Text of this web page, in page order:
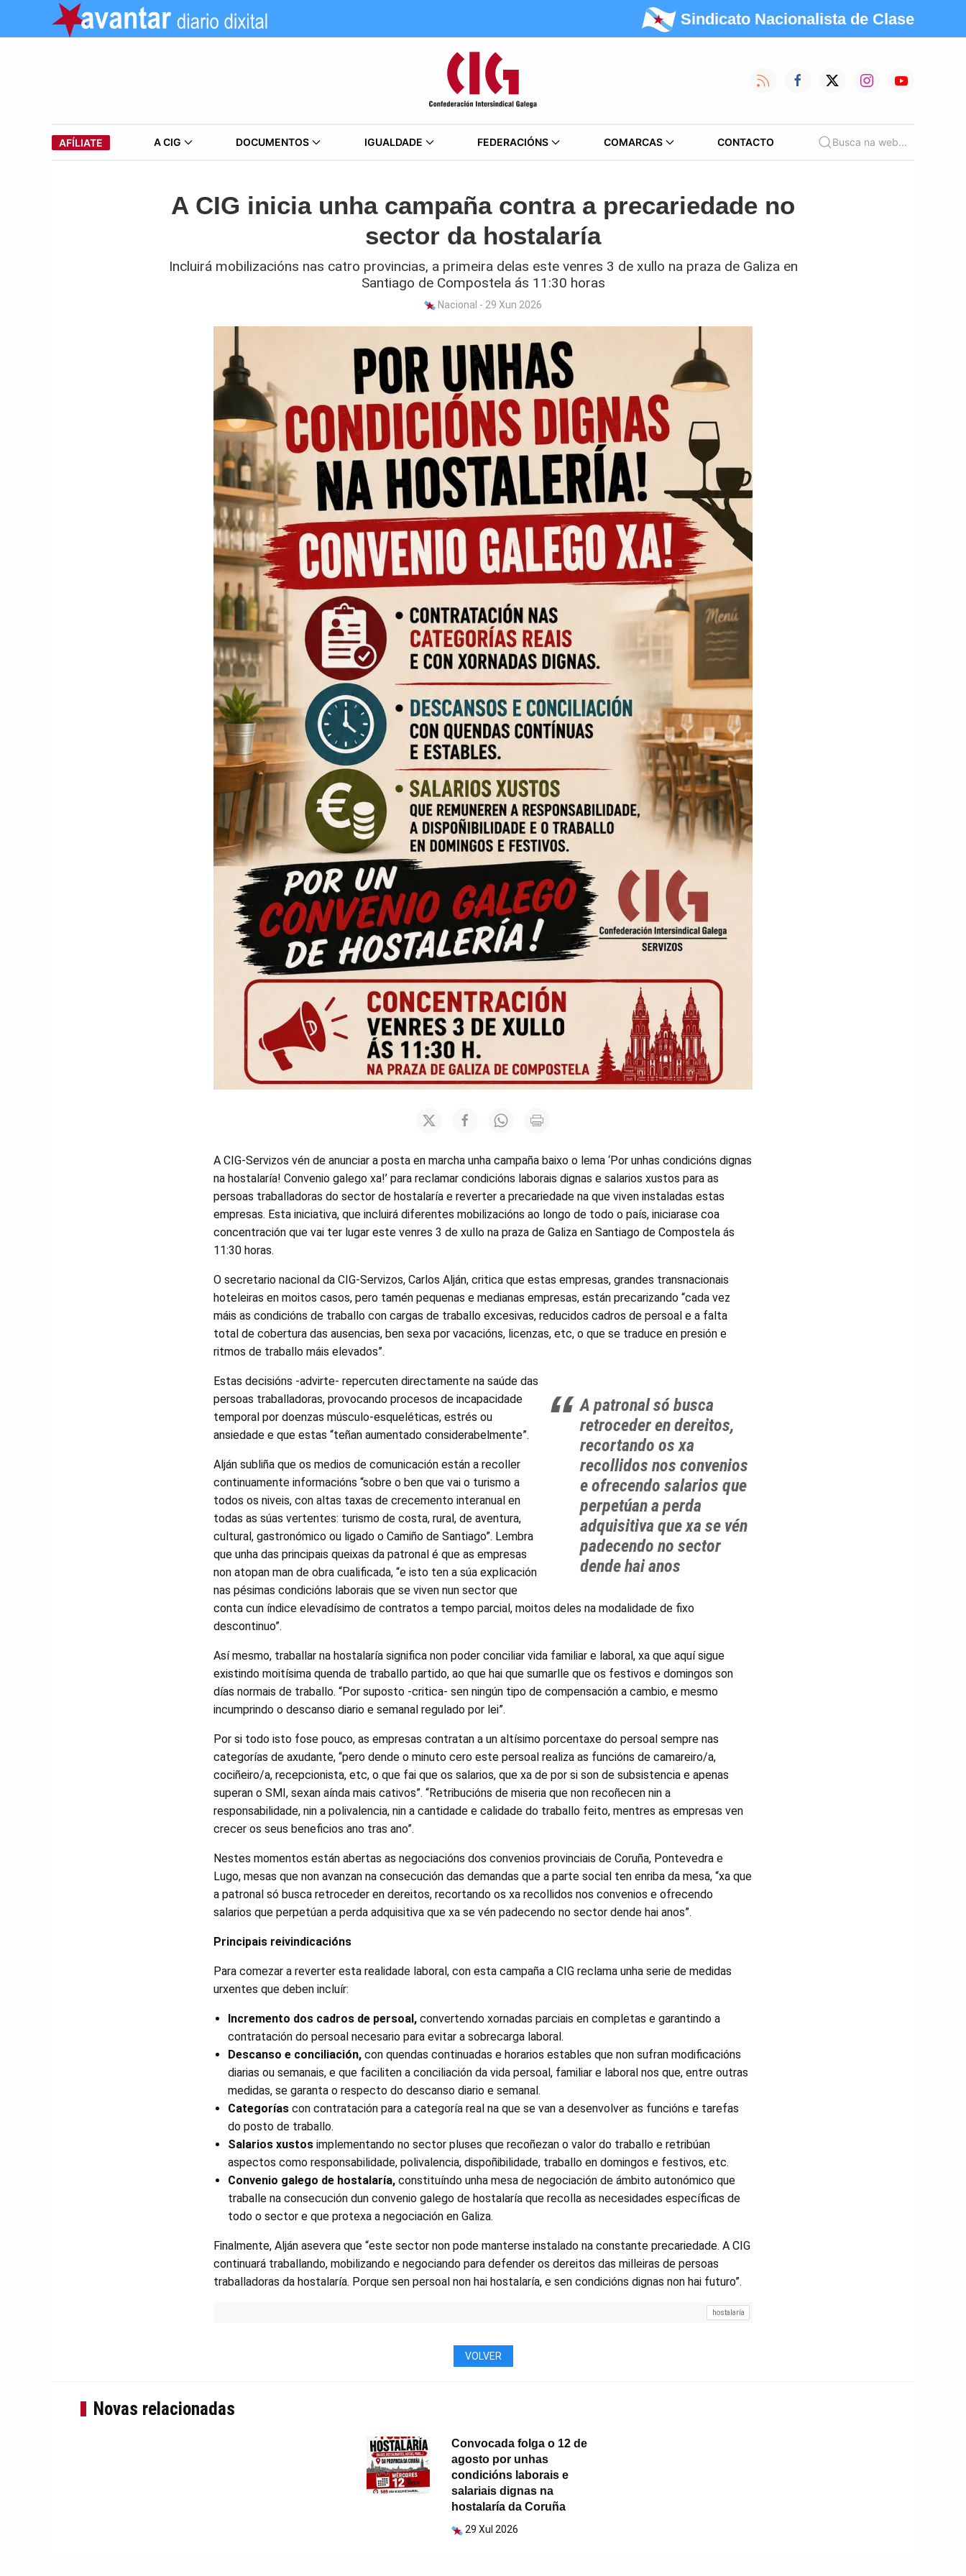
Sindicato Nacionalista de Clase
AFÍLIATE A CIG DOCUMENTOS IGUALDADE FEDERACIÓNS COMARCAS CONTACTO Busca na web...
A CIG inicia unha campaña contra a precariedade no
sector da hostalaría
Incluirá mobilizacións nas catro provincias, a primeira delas este venres 3 de xullo na praza de Galiza en
Santiago de Compostela ás 11:30 horas
Nacional - 29 Xun 2026
A CIG-Servizos vén de anunciar a posta en marcha unha campaña baixo o lema ‘Por unhas condicións dignas
na hostalaría! Convenio galego xa!’ para reclamar condicións laborais dignas e salarios xustos para as
persoas traballadoras do sector de hostalaría e reverter a precariedade na que viven instaladas estas
empresas. Esta iniciativa, que incluirá diferentes mobilizacións ao longo de todo o país, iniciarase coa
concentración que vai ter lugar este venres 3 de xullo na praza de Galiza en Santiago de Compostela ás
11:30 horas.
O secretario nacional da CIG-Servizos, Carlos Alján, critica que estas empresas, grandes transnacionais
hoteleiras en moitos casos, pero tamén pequenas e medianas empresas, están precarizando “cada vez
máis as condicións de traballo con cargas de traballo excesivas, reducidos cadros de persoal e a falta
total de cobertura das ausencias, ben sexa por vacacións, licenzas, etc, o que se traduce en presión e
ritmos de traballo máis elevados”.
A patronal só busca
retroceder en dereitos,
recortando os xa
recollidos nos convenios
e ofrecendo salarios que
perpetúan a perda
adquisitiva que xa se vén
padecendo no sector
dende hai anos
Estas decisións -advirte- repercuten directamente na saúde das
persoas traballadoras, provocando procesos de incapacidade
temporal por doenzas músculo-esqueléticas, estrés ou
ansiedade e que estas “teñan aumentado considerabelmente”.
Alján subliña que os medios de comunicación están a recoller
continuamente informacións “sobre o ben que vai o turismo a
todos os niveis, con altas taxas de crecemento interanual en
todas as súas vertentes: turismo de costa, rural, de aventura,
cultural, gastronómico ou ligado o Camiño de Santiago”. Lembra
que unha das principais queixas da patronal é que as empresas
non atopan man de obra cualificada, “e isto ten a súa explicación
nas pésimas condicións laborais que se viven nun sector que
conta cun índice elevadísimo de contratos a tempo parcial, moitos deles na modalidade de fixo
descontinuo”.
Así mesmo, traballar na hostalaría significa non poder conciliar vida familiar e laboral, xa que aquí sigue
existindo moitísima quenda de traballo partido, ao que hai que sumarlle que os festivos e domingos son
días normais de traballo. “Por suposto -critica- sen ningún tipo de compensación a cambio, e mesmo
incumprindo o descanso diario e semanal regulado por lei”.
Por si todo isto fose pouco, as empresas contratan a un altísimo porcentaxe do persoal sempre nas
categorías de axudante, “pero dende o minuto cero este persoal realiza as funcións de camareiro/a,
cociñeiro/a, recepcionista, etc, o que fai que os salarios, que xa de por si son de subsistencia e apenas
superan o SMI, sexan aínda mais cativos”. “Retribucións de miseria que non recoñecen nin a
responsabilidade, nin a polivalencia, nin a cantidade e calidade do traballo feito, mentres as empresas ven
crecer os seus beneficios ano tras ano”.
Nestes momentos están abertas as negociacións dos convenios provinciais de Coruña, Pontevedra e
Lugo, mesas que non avanzan na consecución das demandas que a parte social ten enriba da mesa, “xa que
a patronal só busca retroceder en dereitos, recortando os xa recollidos nos convenios e ofrecendo
salarios que perpetúan a perda adquisitiva que xa se vén padecendo no sector dende hai anos”.
Principais reivindicacións
Para comezar a reverter esta realidade laboral, con esta campaña a CIG reclama unha serie de medidas
urxentes que deben incluír:
Incremento dos cadros de persoal, convertendo xornadas parciais en completas e garantindo a
contratación do persoal necesario para evitar a sobrecarga laboral.
Descanso e conciliación, con quendas continuadas e horarios estables que non sufran modificacións
diarias ou semanais, e que faciliten a conciliación da vida persoal, familiar e laboral nos que, entre outras
medidas, se garanta o respecto do descanso diario e semanal.
Categorías con contratación para a categoría real na que se van a desenvolver as funcións e tarefas
do posto de traballo.
Salarios xustos implementando no sector pluses que recoñezan o valor do traballo e retribúan
aspectos como responsabilidade, polivalencia, dispoñibilidade, traballo en domingos e festivos, etc.
Convenio galego de hostalaría, constituíndo unha mesa de negociación de ámbito autonómico que
traballe na consecución dun convenio galego de hostalaría que recolla as necesidades específicas de
todo o sector e que protexa a negociación en Galiza.
Finalmente, Alján asevera que “este sector non pode manterse instalado na constante precariedade. A CIG
continuará traballando, mobilizando e negociando para defender os dereitos das milleiras de persoas
traballadoras da hostalaría. Porque sen persoal non hai hostalaría, e sen condicións dignas non hai futuro”.
hostalaría
VOLVER
Novas relacionadas
Convocada folga o 12 de
agosto por unhas
condicións laborais e
salariais dignas na
hostalaría da Coruña
29 Xul 2026